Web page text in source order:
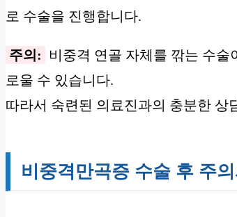
로 수술을 진행합니다.
주의:
비중격 연골 자체를 깎는 수
로울 수 있습니다.
따라서 숙련된 의료진과의 충분한 상
비중격만곡증 수술 후 주